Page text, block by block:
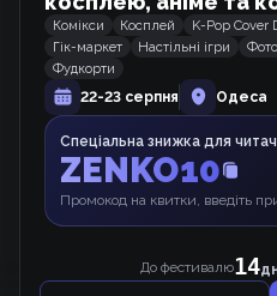
Медова кров
Зелений і Золотий
Вебкомікс
Комікси Косплей K-Pop Cover
Гік-маркет
Настільні ігри
Фудкорти
22-23 серпня
Одеса
Спеціальна знижка для
ZENKO10
Промокод на квитки, введіть
До фестивалю14